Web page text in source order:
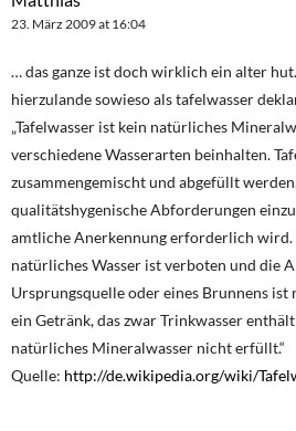
23. März 2009 at 16:04
… das ganze ist doch wirklich ein alter
hierzulande sowieso als tafelwasser
„Tafelwasser ist kein natürliches
verschiedene Wasserarten beinhalten.
zusammengemischt und abgefüllt
qualitätshygenische Abforderungen
amtliche Anerkennung erforderlich wird.
natürliches Wasser ist verboten und die
Ursprungsquelle oder eines Brunnens ist
ein Getränk, das zwar Trinkwasser
natürliches Mineralwasser nicht erfüllt.“
Quelle: http://de.wikipedia.org/wiki/